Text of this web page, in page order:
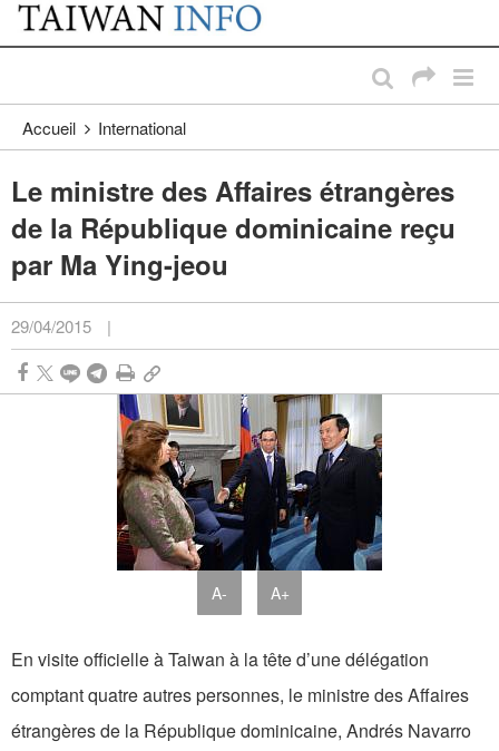
Passer au contenu principal
:::
Accueil International
Le ministre des Affaires étrangères
de la République dominicaine reçu
par Ma Ying-jeou
29/04/2015 |
A- A+
En visite officielle à Taiwan à la tête d’une délégation
comptant quatre autres personnes, le ministre des Affaires
étrangères de la République dominicaine, Andrés Navarro